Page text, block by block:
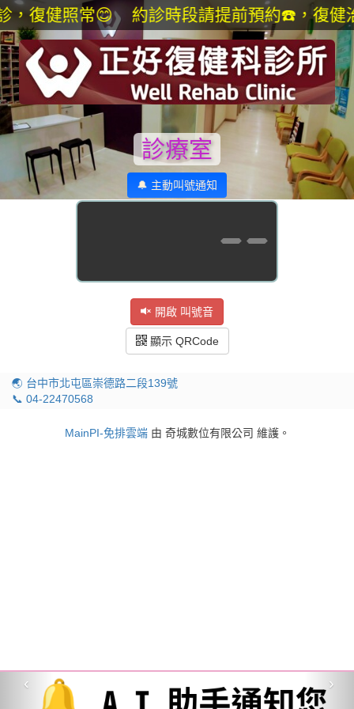
，復健照常😊 約診時段請提前預約☎️，復健
診療室
🔔 主動叫號通知
--
開啟 叫號音
顯示 QRCode
🌏 台中市北屯區崇德路二段139號
📞 04-22470568
‹ ›
MainPI-免排雲端由 奇城數位有限公司 維護。